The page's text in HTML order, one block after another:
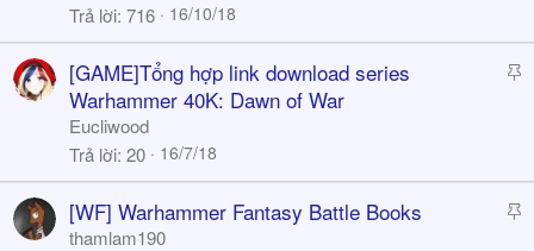
c
k
Trả lời 716 16/10/18
S
k
y
[GAME]Tổng hợp link download series
Warhammer 40K: Dawn of War
Eucliwood
Trả lời 20 16/7/18
S
[WF] Warhammer Fantasy Battle Books
thamlam190